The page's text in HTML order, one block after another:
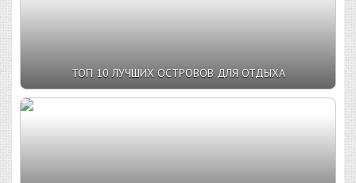
ТОП 10 ЛУЧШИХ ОСТРОВОВ ДЛЯ ОТДЫХА